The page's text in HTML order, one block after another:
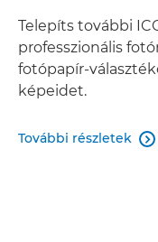
Telepíts további
professzionális
fotópapír-
képeidet.
További részletek 